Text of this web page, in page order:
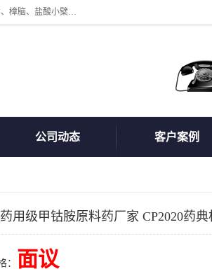
陕西盘龙翊海医药有限公司是一家民营科技型中小企业，公司核心专注医药原料药与药用辅料的批发，主营产品有人工牛黄、冰片、樟脑、盐酸小檗碱、氢氧化铝、枸橼酸喷托维林、甲硝唑、维生素B、维生素C、维生素E、克霉唑、利巴韦林、氯化铵等。
公司动态 客户案例
用级甲钴胺原料药厂家 CP2020药典
： 面议